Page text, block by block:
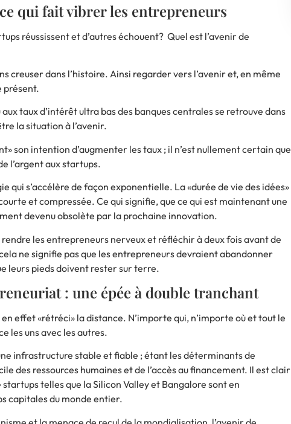
qui fait vibrer les entrepreneurs
réussissent et d’autres échouent? Quel est l’avenir de
creuser dans l’histoire. Ainsi regarder vers l’avenir et, en même
présent.
aux taux d’intérêt ultra bas des banques centrales se retrouve dans
la situation à l’avenir.
son intention d’augmenter les taux ; il n’est nullement certain que
l’argent aux startups.
qui s’accélère de façon exponentielle. La «durée de vie des idées»
et compressée. Ce qui signifie, que ce qui est maintenant une
devenu obsolète par la prochaine innovation.
les entrepreneurs nerveux et réfléchir à deux fois avant de
ne signifie pas que les entrepreneurs devraient abandonner
leurs pieds doivent rester sur terre.
: une épée à double tranchant
effet «rétréci» la distance. N’importe qui, n’importe où et tout le
les uns avec les autres.
infrastructure stable et fiable ; étant les déterminants de
des ressources humaines et de l’accès au financement. Il est clair
telles que la Silicon Valley et Bangalore sont en
capitales du monde entier.